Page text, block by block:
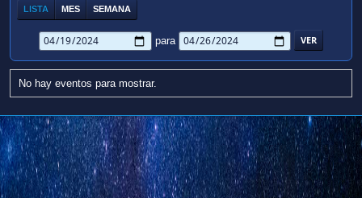
LISTA MES SEMANA
para
No hay eventos para mostrar.